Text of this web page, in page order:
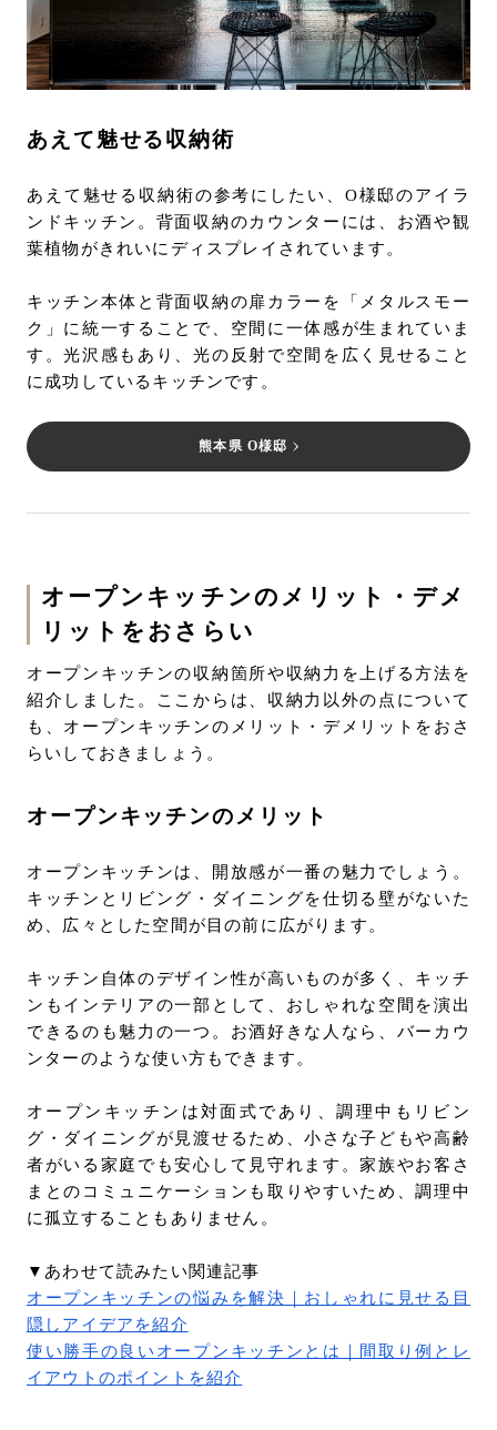
あえて魅せる収納術
あえて魅せる収納術の参考にしたい、O様邸のアイラ
ンドキッチン。背面収納のカウンターには、お酒や観
葉植物がきれいにディスプレイされています。
キッチン本体と背面収納の扉カラーを「メタルスモー
ク」に統一することで、空間に一体感が生まれていま
す。光沢感もあり、光の反射で空間を広く見せること
に成功しているキッチンです。
熊本県 O様邸
オープンキッチンのメリット・デメ
リットをおさらい
オープンキッチンの収納箇所や収納力を上げる方法を
紹介しました。ここからは、収納力以外の点について
も、オープンキッチンのメリット・デメリットをおさ
らいしておきましょう。
オープンキッチンのメリット
オープンキッチンは、開放感が一番の魅力でしょう。
キッチンとリビング・ダイニングを仕切る壁がないた
め、広々とした空間が目の前に広がります。
キッチン自体のデザイン性が高いものが多く、キッチ
ンもインテリアの一部として、おしゃれな空間を演出
できるのも魅力の一つ。お酒好きな人なら、バーカウ
ンターのような使い方もできます。
オープンキッチンは対面式であり、調理中もリビン
グ・ダイニングが見渡せるため、小さな子どもや高齢
者がいる家庭でも安心して見守れます。家族やお客さ
まとのコミュニケーションも取りやすいため、調理中
に孤立することもありません。
▼あわせて読みたい関連記事
オープンキッチンの悩みを解決｜おしゃれに見せる目
隠しアイデアを紹介
使い勝手の良いオープンキッチンとは｜間取り例とレ
イアウトのポイントを紹介